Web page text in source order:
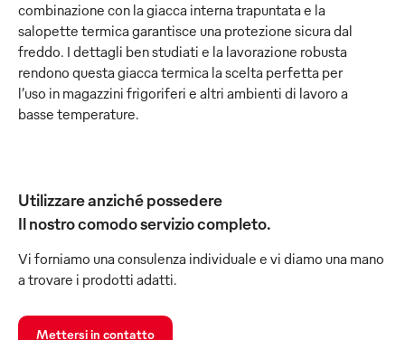
combinazione con la giacca interna trapuntata e la
salopette termica garantisce una protezione sicura dal
freddo. I dettagli ben studiati e la lavorazione robusta
rendono questa giacca termica la scelta perfetta per
l’uso in magazzini frigoriferi e altri ambienti di lavoro a
basse temperature.
Utilizzare anziché possedere
Il nostro comodo servizio completo.
Vi forniamo una consulenza individuale e vi diamo una mano
a trovare i prodotti adatti.
Mettersi in contatto